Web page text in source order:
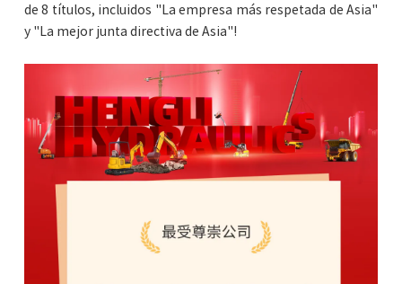
de 8 títulos, incluidos "La empresa más respetada de Asia"
y "La mejor junta directiva de Asia"!